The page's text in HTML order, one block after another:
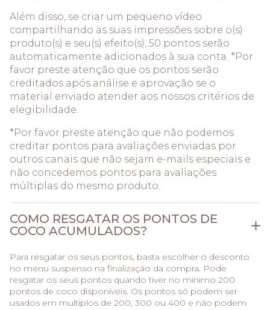
Além disso, se criar um pequeno vídeo
compartilhando as suas impressões sobre o(s)
produto(s) e seu(s) efeito(s), 50 pontos serão
automaticamente adicionados à sua conta. *Por
favor preste atenção que os pontos serão
creditados após análise e aprovação se o
material enviado atender aos nossos critérios de
elegibilidade.
*Por favor preste atenção que não podemos
creditar pontos para avaliações enviadas por
outros canais que não sejam e-mails especiais e
não concedemos pontos para avaliações
múltiplas do mesmo produto.
COMO RESGATAR OS PONTOS DE
COCO ACUMULADOS?
Para resgatar os seus pontos, basta escolher o desconto
no menu suspenso na finalização da compra. Pode
resgatar os seus pontos quando tiver no mínimo 200
pontos de coco disponíveis. Os pontos só podem ser
usados ​​em multiplos de 200, 300 ou 400 e não podem